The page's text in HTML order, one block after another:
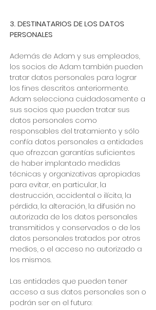
3. DESTINATARIOS DE LOS DATOS
PERSONALES
Además de Adam y sus empleados,
los socios de Adam también pueden
tratar datos personales para lograr
los fines descritos anteriormente.
Adam selecciona cuidadosamente a
sus socios que pueden tratar sus
datos personales como
responsables del tratamiento y sólo
confía datos personales a entidades
que ofrezcan garantías suficientes
de haber implantado medidas
técnicas y organizativas apropiadas
para evitar, en particular, la
destrucción, accidental o ilícita, la
pérdida, la alteración, la difusión no
autorizada de los datos personales
transmitidos y conservados o de los
datos personales tratados por otros
medios, o el acceso no autorizado a
los mismos.
Las entidades que pueden tener
acceso a sus datos personales son o
podrán ser en el futuro: